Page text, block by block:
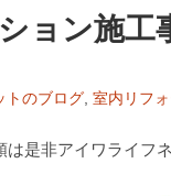
ョン施工
トのブログ 室内リフ
是非アイワライフ